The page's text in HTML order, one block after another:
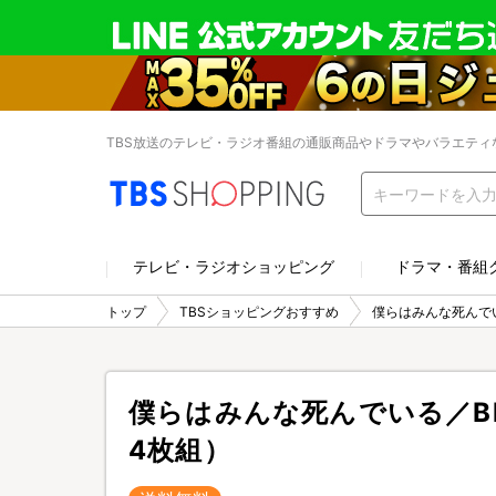
TBS放送のテレビ・ラジオ番組の通販商品やドラマやバラエテ
テレビ・ラジオショッピング ドラマ・番組
トップ TBSショッピングおすすめ 僕らはみんな死ん
僕らはみんな死んでいる／
4枚組）